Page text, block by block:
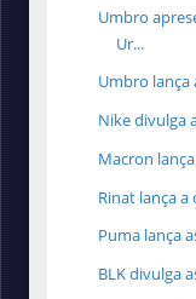
Umbro
Ur...
Umbro lança
Nike divulga
Macron
Rinat lança a
Puma lança
BLK divulga